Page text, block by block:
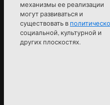
механизмы ее реализации
могут развиваться и
существовать в
социальной, культурной и
других плоскостях.